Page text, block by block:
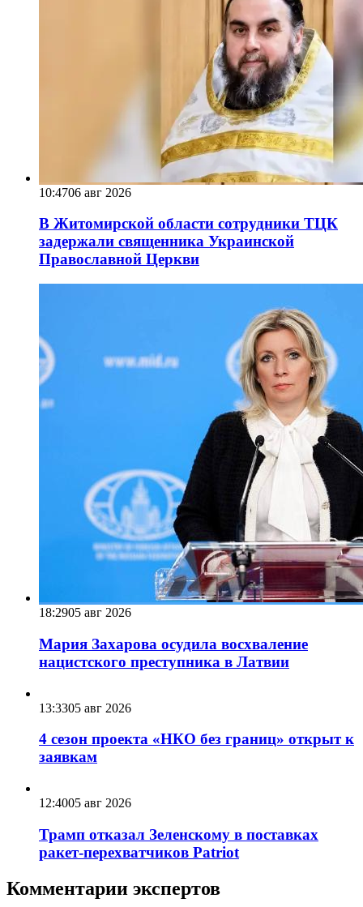
10:4706 авг 2026
В Житомирской области сотрудники ТЦК
задержали священника Украинской
Православной Церкви
18:2905 авг 2026
Мария Захарова осудила восхваление
нацистского преступника в Латвии
13:3305 авг 2026
4 сезон проекта «НКО без границ» открыт к
заявкам
12:4005 авг 2026
Трамп отказал Зеленскому в поставках
ракет-перехватчиков Patriot
Комментарии экспертов